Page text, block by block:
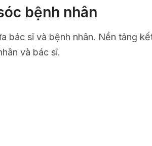
bệnh nhân
bác sĩ và bệnh nhân. Nền tảng
và bác sĩ.